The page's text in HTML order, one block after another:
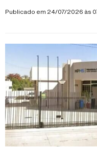
obrigatória
Publicado em 24/07/2026 às